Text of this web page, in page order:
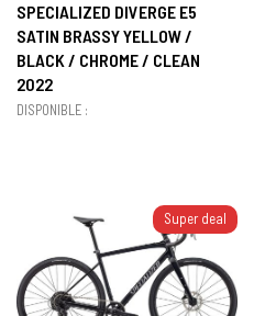
SPECIALIZED DIVERGE E5
SATIN BRASSY YELLOW /
BLACK / CHROME / CLEAN
2022
DISPONIBLE :
Super deal